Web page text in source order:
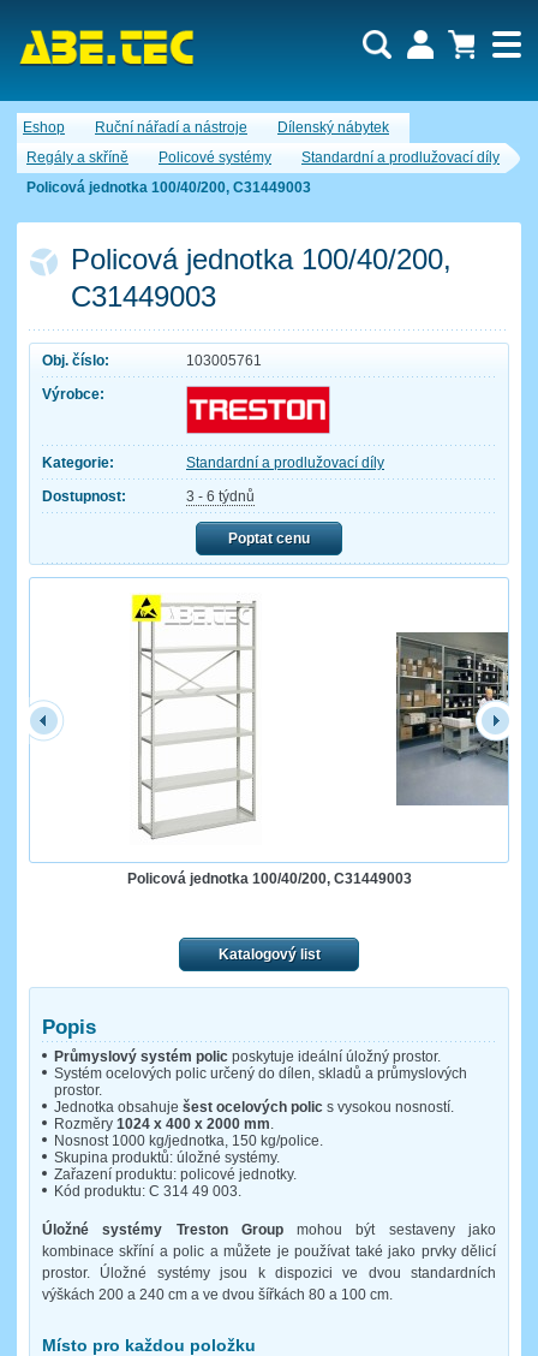
Eshop Ruční nářadí a nástroje
Dílenský nábytek
Regály a skříně
Policové systémy
Standardní a prodlužovací díly
Policová jednotka 100/40/200, C31449003
Policová jednotka 100/40/200,
C31449003
Obj. číslo:
103005761
Výrobce:
Kategorie:
Standardní a prodlužovací díly
Dostupnost:
3 - 6 týdnů
Poptat cenu
Policová jednotka 100/40/200, C31449003
Katalogový list
Popis
Průmyslový systém polic poskytuje ideální úložný prostor.
Systém ocelových polic určený do dílen, skladů a průmyslových
prostor.
Jednotka obsahuje šest ocelových polic s vysokou nosností.
Rozměry 1024 x 400 x 2000 mm.
Nosnost 1000 kg/jednotka, 150 kg/police.
Skupina produktů: úložné systémy.
Zařazení produktu: policové jednotky.
Kód produktu: C 314 49 003.
Úložné systémy Treston Groupmohou být sestaveny jako
kombinace skříní a polic a můžete je používat také jako prvky dělicí
prostor. Úložné systémy jsou k dispozici ve dvou standardních
výškách 200 a 240 cm a ve dvou šířkách 80 a 100 cm.
Místo pro každou položku
Nákupní košík je momentálně prázdný.
Obsah košíku
Cena celkem:
0,00 CZK
Uživatel:
Heslo:
Zapomenuté heslo